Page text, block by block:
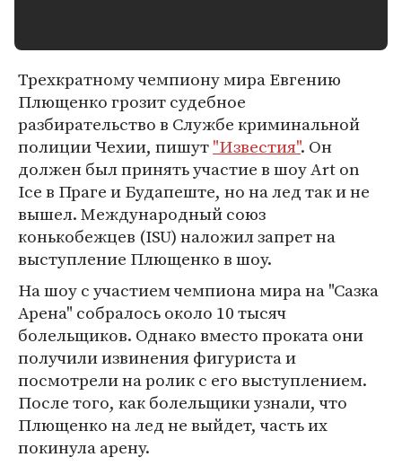
Трехкратному чемпиону мира Евгению
Плющенко грозит судебное
разбирательство в Службе криминальной
полиции Чехии, пишут"Известия". Он
должен был принять участие в шоу Art on
Ice в Праге и Будапеште, но на лед так и не
вышел. Международный союз
конькобежцев (ISU) наложил запрет на
выступление Плющенко в шоу.
На шоу с участием чемпиона мира на "Сазка
Арена" собралось около 10 тысяч
болельщиков. Однако вместо проката они
получили извинения фигуриста и
посмотрели на ролик с его выступлением.
После того, как болельщики узнали, что
Плющенко на лед не выйдет, часть их
покинула арену.